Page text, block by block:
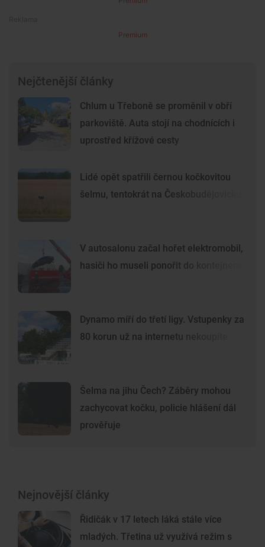
Premium
Nejčtenější články
Chlum u Třeboně se proměnil v obří
parkoviště. Auta stojí na chodnících i
uprostřed křížové cesty
Lidé opět spatřili černou kočkovitou
šelmu, tentokrát na Českobudějovicku
V autosalonu začal hořet elektromobil,
hasiči ho museli ponořit do kontejneru
Dynamo míří do třetí ligy. Vstupenky za
80 korun už na internetu nekoupíte
Šelma na jihu Čech? Záběry mohou
zachycovat kočku, policie hlášení dál
prověřuje
Nejnovější články
Řidičák v 17 letech láká stále více
mladých. Třetina už využívá režim s